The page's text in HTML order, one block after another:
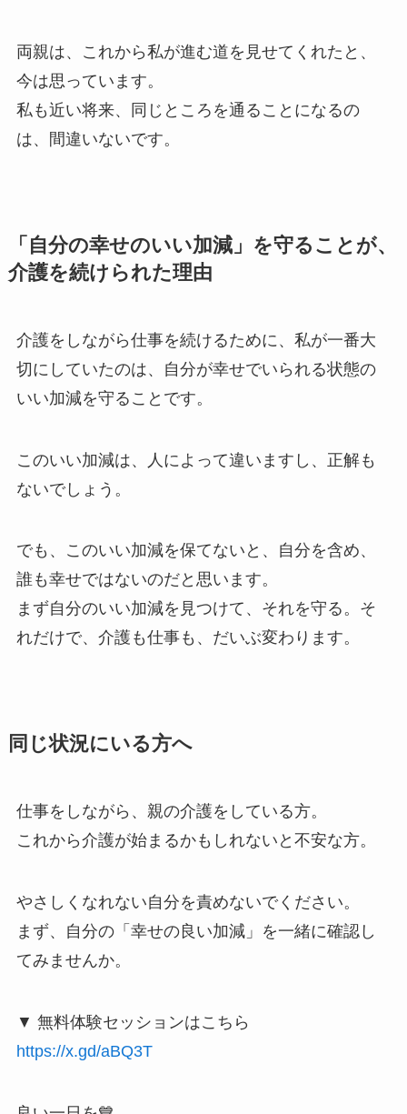
両親は、これから私が進む道を見せてくれたと、
今は思っています。
私も近い将来、同じところを通ることになるの
は、間違いないです。
「自分の幸せのいい加減」を守ることが、
介護を続けられた理由
介護をしながら仕事を続けるために、私が一番大
切にしていたのは、自分が幸せでいられる状態の
いい加減を守ることです。
このいい加減は、人によって違いますし、正解も
ないでしょう。
でも、このいい加減を保てないと、自分を含め、
誰も幸せではないのだと思います。
まず自分のいい加減を見つけて、それを守る。そ
れだけで、介護も仕事も、だいぶ変わります。
同じ状況にいる方へ
仕事をしながら、親の介護をしている方。
これから介護が始まるかもしれないと不安な方。
やさしくなれない自分を責めないでください。
まず、自分の「幸せの良い加減」を一緒に確認し
てみませんか。
▼ 無料体験セッションはこちら
https://x.gd/aBQ3T